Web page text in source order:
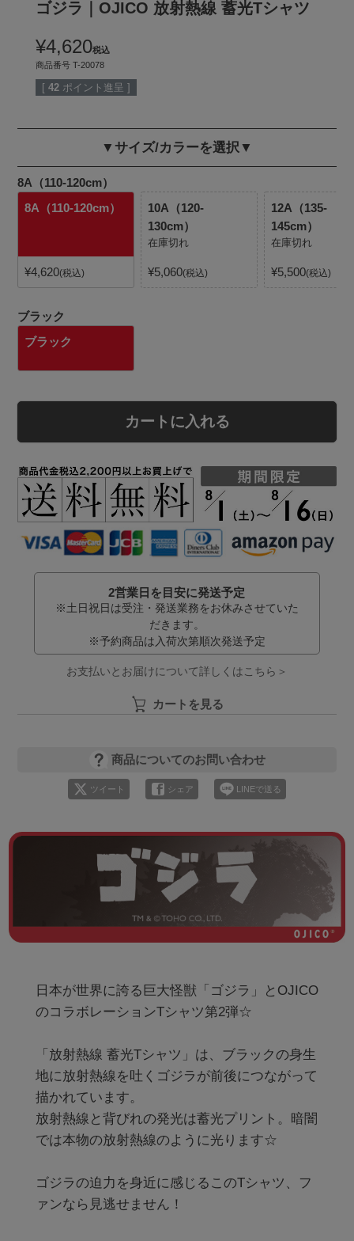
ゴジラ｜OJICO 放射熱線 蓄光Tシャツ
¥4,620税込
商品番号 T-20078
[ 42 ポイント進呈 ]
▼サイズ/カラーを選択▼
8A（110-120cm）
8A（110-120cm）
¥4,620 税込
10A（120-
130cm）
在庫切れ
¥5,060 税込
12A（135-
145cm）
在庫切れ
¥5,500 税込
ブラック
ブラック
カートに入れる
2営業日を目安に発送予定
※土日祝日は受注・発送業務をお休みさせていた
だきます。
※予約商品は入荷次第順次発送予定
お支払いとお届けについて詳しくはこちら＞
カートを見る
商品についてのお問い合わせ
ツイート シェア LINEで送る
日本が世界に誇る巨大怪獣「ゴジラ」とOJICO
のコラボレーションTシャツ第2弾☆
「放射熱線 蓄光Tシャツ」は、ブラックの身生
地に放射熱線を吐くゴジラが前後につながって
描かれています。
放射熱線と背びれの発光は蓄光プリント。暗闇
では本物の放射熱線のように光ります☆
ゴジラの迫力を身近に感じるこのTシャツ、フ
ァンなら見逃せません！